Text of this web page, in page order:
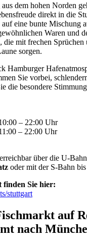
dem hohen Norden
direkt in die
eine bunte Mischung
Waren und
die mit frechen Sprüchen
sorgen.
Hamburger
Sie vorbei,
die besondere
– 22:00 Uhr
– 22:00 Uhr
über die U-
oder mit der S-Bahn bis
finden Sie hier:
stuttgart
auf
nach